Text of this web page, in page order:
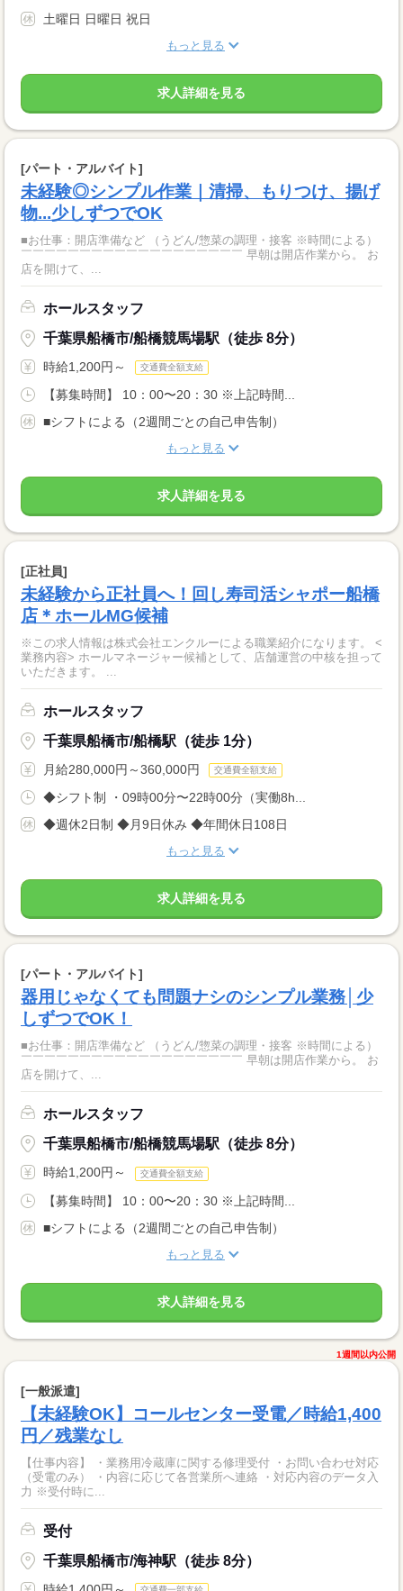
土曜日 日曜日 祝日
もっと見る
求人詳細を見る
[パート・アルバイト]
未経験◎シンプル作業｜清掃、もりつけ、揚げ
物...少しずつでOK
■お仕事：開店準備など （うどん/惣菜の調理・接客 ※時間による）
￣￣￣￣￣￣￣￣￣￣￣￣￣￣￣￣￣￣￣ 早朝は開店作業から。 お
店を開けて、...
ホールスタッフ
千葉県船橋市/船橋競馬場駅（徒歩 8分）
時給1,200円～ 交通費全額支給
【募集時間】 10：00〜20：30 ※上記時間...
■シフトによる（2週間ごとの自己申告制）
もっと見る
求人詳細を見る
[正社員]
未経験から正社員へ！回し寿司活シャポー船橋
店＊ホールMG候補
※この求人情報は株式会社エンクルーによる職業紹介になります。 <
業務内容> ホールマネージャー候補として、店舗運営の中核を担って
いただきます。 ...
ホールスタッフ
千葉県船橋市/船橋駅（徒歩 1分）
月給280,000円～360,000円 交通費全額支給
◆シフト制 ・09時00分〜22時00分（実働8h...
◆週休2日制 ◆月9日休み ◆年間休日108日
もっと見る
求人詳細を見る
[パート・アルバイト]
器用じゃなくても問題ナシのシンプル業務│少
しずつでOK！
■お仕事：開店準備など （うどん/惣菜の調理・接客 ※時間による）
￣￣￣￣￣￣￣￣￣￣￣￣￣￣￣￣￣￣￣ 早朝は開店作業から。 お
店を開けて、...
ホールスタッフ
千葉県船橋市/船橋競馬場駅（徒歩 8分）
時給1,200円～ 交通費全額支給
【募集時間】 10：00〜20：30 ※上記時間...
■シフトによる（2週間ごとの自己申告制）
もっと見る
求人詳細を見る
1週間以内公開
[一般派遣]
【未経験OK】コールセンター受電／時給1,400
円／残業なし
【仕事内容】 ・業務用冷蔵庫に関する修理受付 ・お問い合わせ対応
（受電のみ） ・内容に応じて各営業所へ連絡 ・対応内容のデータ入
力 ※受付時に...
受付
千葉県船橋市/海神駅（徒歩 8分）